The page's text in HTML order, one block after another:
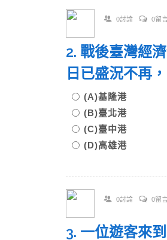
0討論 0留
2. 戰後臺灣經
日已盛況不再
(A)基隆港
(B)臺北港
(C)臺中港
(D)高雄港
0討論 0留
3. 一位遊客來